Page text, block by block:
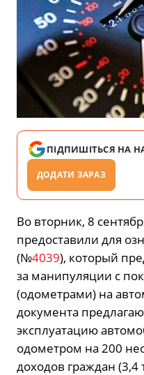
ПІДПИШІТЬСЯ НА
ДОДАТИ ЗАРАЗ
Во вторник, 8
предоставили для
(№4039), который
за манипуляции с
(одометрами) на
документа
эксплуатацию
одометром на 200
доходов граждан (3,4